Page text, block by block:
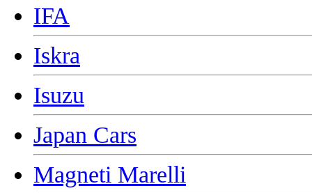
IFA
Iskra
Isuzu
Japan Cars
Magneti Marelli